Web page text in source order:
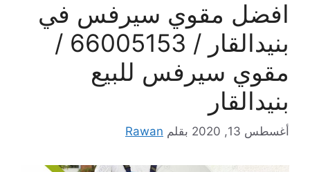
افضل مقوي سيرفس في
بنيدالقار / 66005153 /
مقوي سيرفس للبيع
بنيدالقار
أغسطس 13, 2020 بقلم Rawan